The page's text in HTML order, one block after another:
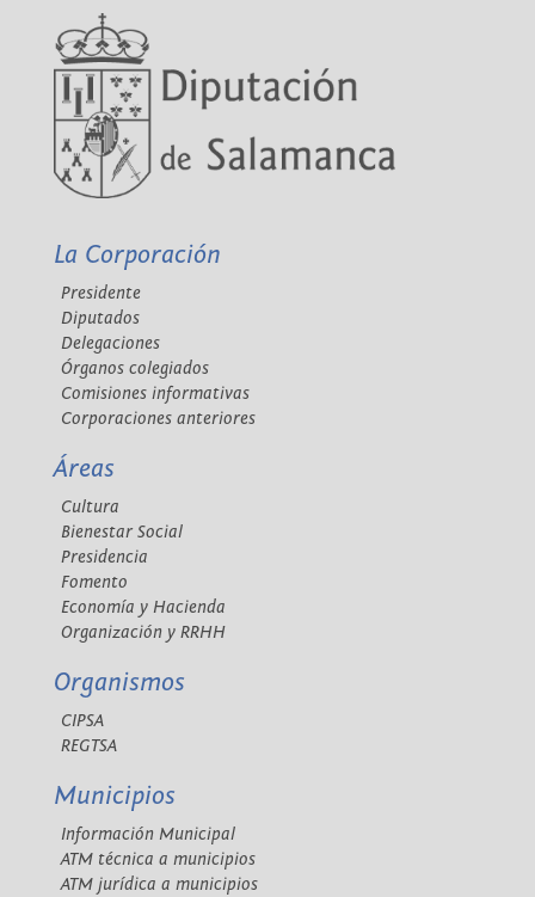
La Corporación
Presidente
Diputados
Delegaciones
Órganos colegiados
Comisiones informativas
Corporaciones anteriores
Áreas
Cultura
Bienestar Social
Presidencia
Fomento
Economía y Hacienda
Organización y RRHH
Organismos
CIPSA
REGTSA
Municipios
Información Municipal
ATM técnica a municipios
ATM jurídica a municipios